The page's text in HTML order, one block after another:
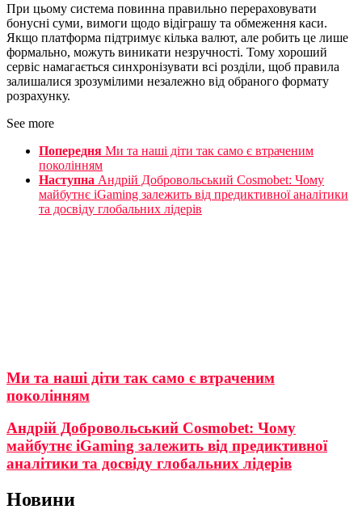
При цьому система повинна правильно перераховувати
бонусні суми, вимоги щодо відіграшу та обмеження каси.
Якщо платформа підтримує кілька валют, але робить це лише
формально, можуть виникати незручності. Тому хороший
сервіс намагається синхронізувати всі розділи, щоб правила
залишалися зрозумілими незалежно від обраного формату
розрахунку.
See more
Попередня Ми та наші діти так само є втраченим
поколінням
Наступна Андрій Добровольський Cosmobet: Чому
майбутнє iGaming залежить від предиктивної аналітики
та досвіду глобальних лідерів
Ми та наші діти так само є втраченим
поколінням
Андрій Добровольський Cosmobet: Чому
майбутнє iGaming залежить від предиктивної
аналітики та досвіду глобальних лідерів
Новини